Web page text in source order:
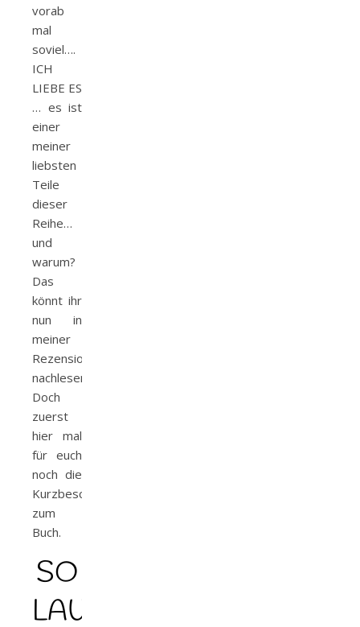
vorab
mal
soviel….
ICH
LIEBE ES
… es ist
einer
meiner
liebsten
Teile
dieser
Reihe…
und
warum?
Das
könnt ihr
nun in
meiner
Rezension
nachlesen.
Doch
zuerst
hier mal
für euch
noch die
Kurzbeschreibung
zum
Buch.
SO
LAUT